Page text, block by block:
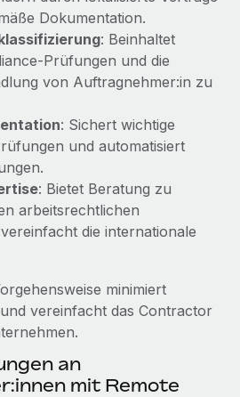
wir bei Remote Unternehmen
die beste...
in 19 Ländern
Marktführer im Bereich der
mobile Apps. Das...
Dokumentation.
: Beinhaltet
Prüfungen und die
von Auftragnehmer:in zu
: Sichert wichtige
und automatisiert
: Bietet Beratung zu
arbeitsrechtlichen
die internationale
minimiert
vereinfacht das Contractor
an
mit Remote